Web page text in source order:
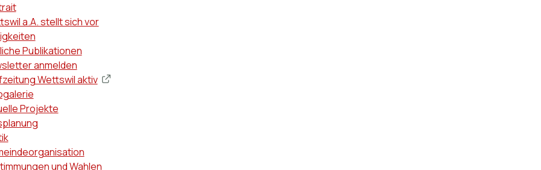
a.A. stellt sich vor
Publikationen
anmelden
Wettswil aktiv
Projekte
und Wahlen